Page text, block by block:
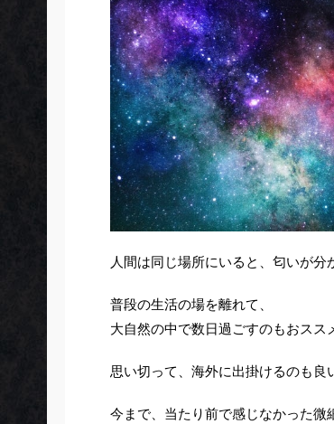
人間は同じ場所にいると、匂いが分
普段の生活の場を離れて、
大自然の中で数日過ごすのもおスス
思い切って、海外に出掛けるのも良
今まで、当たり前で感じなかった微